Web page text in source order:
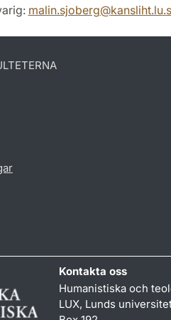
malin.sjoberg@kansliht.lu.
Kontakta oss
Humanistiska och
LUX, Lunds